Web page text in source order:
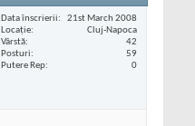
Data înscrierii
21st March 2008
Locaţie
Cluj-Napoca
Vârstă
42
Posturi
59
Putere Rep
0